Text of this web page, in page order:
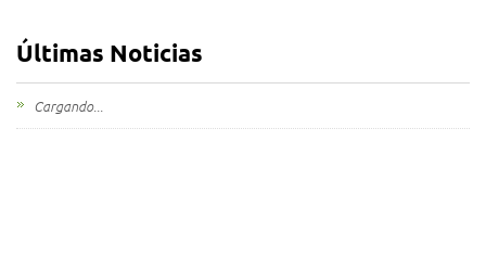
Últimas Noticias
Cargando...